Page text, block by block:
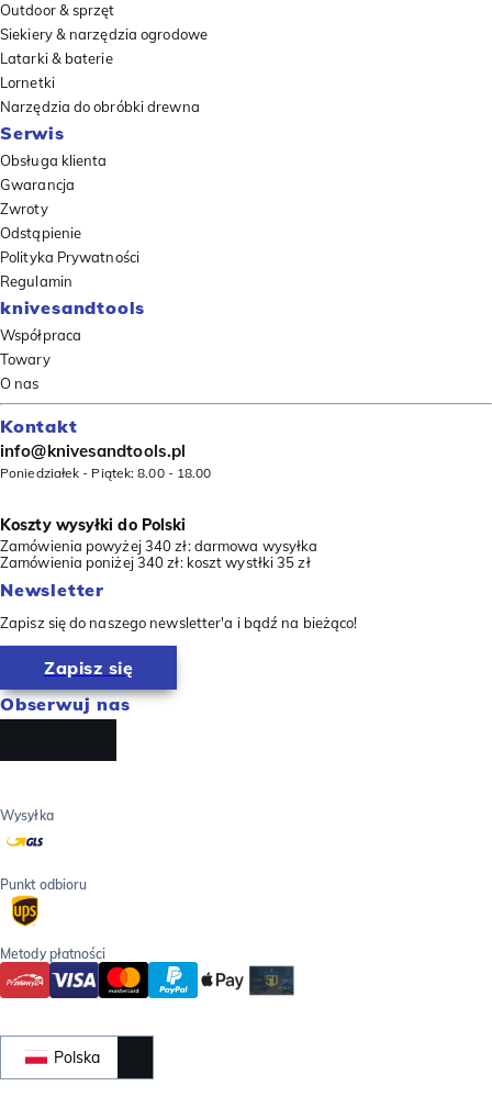
Outdoor & sprzęt
Siekiery & narzędzia ogrodowe
Latarki & baterie
Lornetki
Narzędzia do obróbki drewna
Serwis
Obsługa klienta
Gwarancja
Zwroty
Odstąpienie
Polityka Prywatności
Regulamin
knivesandtools
Współpraca
Towary
O nas
Kontakt
info@knivesandtools.pl
Poniedziałek - Piątek: 8.00 - 18.00
Koszty wysyłki do Polski
Zamówienia powyżej 340 zł: darmowa wysyłka
Zamówienia poniżej 340 zł: koszt wystłki 35 zł
Newsletter
Zapisz się do naszego newsletter'a i bądź na bieżąco!
Zapisz się
Obserwuj nas
Wysyłka
Punkt odbioru
Metody płatności
Polska